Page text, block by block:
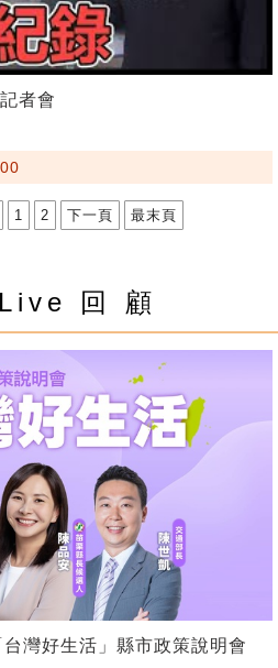
者會
1 2 下一頁 最末頁
回 顧
灣好生活」縣市政策說明會